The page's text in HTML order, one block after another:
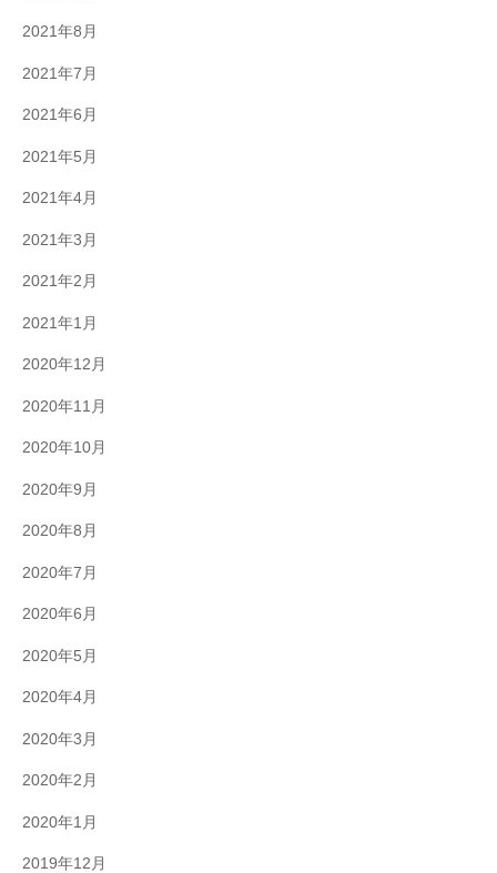
2021年8月
2021年7月
2021年6月
2021年5月
2021年4月
2021年3月
2021年2月
2021年1月
2020年12月
2020年11月
2020年10月
2020年9月
2020年8月
2020年7月
2020年6月
2020年5月
2020年4月
2020年3月
2020年2月
2020年1月
2019年12月